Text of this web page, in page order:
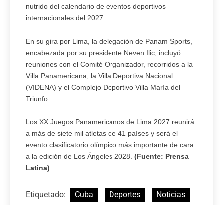
nutrido del calendario de eventos deportivos
internacionales del 2027.
En su gira por Lima, la delegación de Panam Sports,
encabezada por su presidente Neven Ilic, incluyó
reuniones con el Comité Organizador, recorridos a la
Villa Panamericana, la Villa Deportiva Nacional
(VIDENA) y el Complejo Deportivo Villa María del
Triunfo.
Los XX Juegos Panamericanos de Lima 2027 reunirá
a más de siete mil atletas de 41 países y será el
evento clasificatorio olímpico más importante de cara
a la edición de Los Ángeles 2028. (Fuente: Prensa
Latina)
Etiquetado: Cuba Deportes Noticias